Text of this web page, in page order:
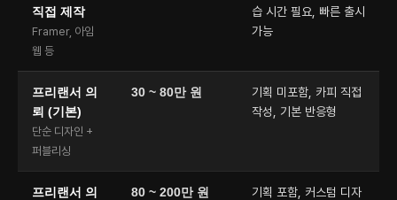
직접 제작
Framer, 아임
웹 등
습 시간 필요, 빠른 출시
가능
프리랜서 의
뢰 (기본)
단순 디자인 +
퍼블리싱
30 ~ 80만 원
기획 미포함, 카피 직접
작성, 기본 반응형
프리랜서 의
80 ~ 200만 원
기획 포함, 커스텀 디자